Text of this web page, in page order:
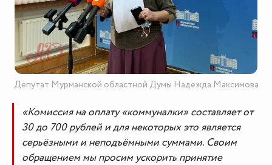
Депутат Мурманской областной Думы Надежда Максимова
«Комиссия на оплату «коммуналки» составляет от
30 до 700 рублей и для некоторых это является
серьёзными и неподъёмными суммами. Своим
обращением мы просим ускорить принятие